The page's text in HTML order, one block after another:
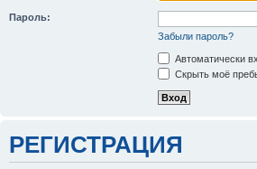
Пароль:
Забыли пароль?
Автоматически
Скрыть моё
РЕГИСТРАЦИЯ